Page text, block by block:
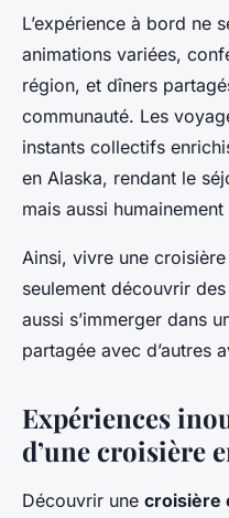
L’expérience à bord ne
animations variées,
région, et dîners
communauté. Les
instants collectifs
en Alaska, rendant le
mais aussi
Ainsi, vivre une
seulement découvrir
aussi s’immerger dans
partagée avec d’autres
Expériences
d’une croisière
Découvrir une croisière